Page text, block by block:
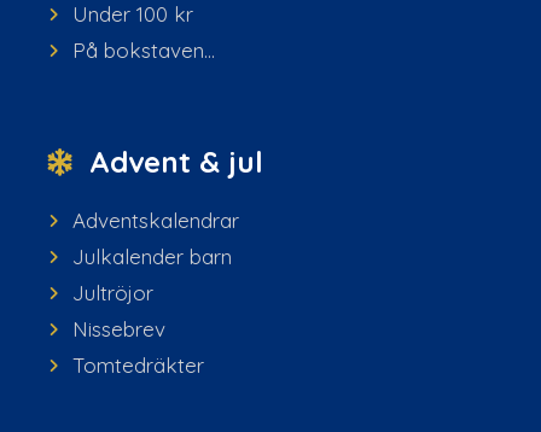
Under 100 kr
På bokstaven...
Advent & jul
Adventskalendrar
Julkalender barn
Jultröjor
Nissebrev
Tomtedräkter